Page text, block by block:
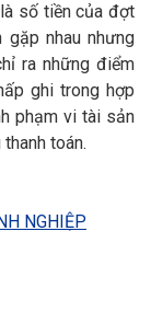
số tiền của đợt
gặp nhau nhưng
ra những điểm
ghi trong hợp
phạm vi tài sản
toán.
NGHIỆP